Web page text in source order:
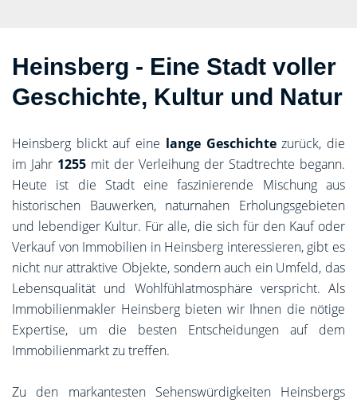
Heinsberg - Eine Stadt voller
Geschichte, Kultur und Natur
Heinsberg blickt auf eine lange Geschichtezurück, die
im Jahr 1255 mit der Verleihung der Stadtrechte begann.
Heute ist die Stadt eine faszinierende Mischung aus
historischen Bauwerken, naturnahen Erholungsgebieten
und lebendiger Kultur. Für alle, die sich für den Kauf oder
Verkauf von Immobilien in Heinsberg interessieren, gibt es
nicht nur attraktive Objekte, sondern auch ein Umfeld, das
Lebensqualität und Wohlfühlatmosphäre verspricht. Als
Immobilienmakler Heinsberg bieten wir Ihnen die nötige
Expertise, um die besten Entscheidungen auf dem
Immobilienmarkt zu treffen.
Zu den markantesten Sehenswürdigkeiten Heinsbergs